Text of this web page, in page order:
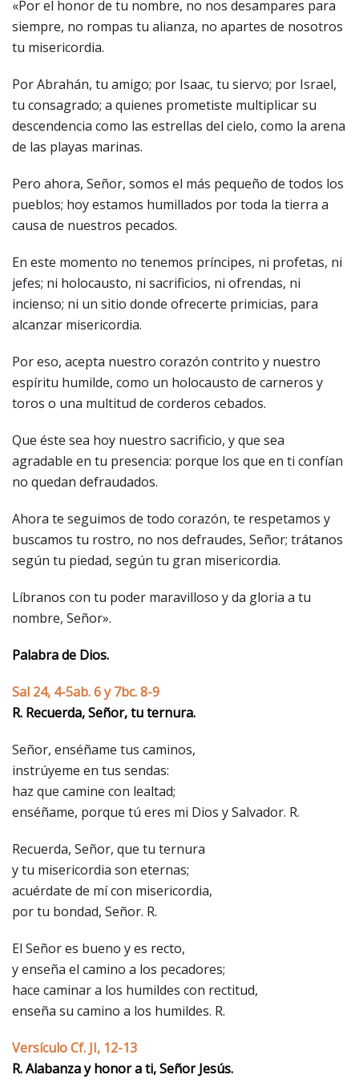
«Por el honor de tu nombre, no nos desampares para
siempre, no rompas tu alianza, no apartes de nosotros
tu misericordia.
Por Abrahán, tu amigo; por Isaac, tu siervo; por Israel,
tu consagrado; a quienes prometiste multiplicar su
descendencia como las estrellas del cielo, como la arena
de las playas marinas.
Pero ahora, Señor, somos el más pequeño de todos los
pueblos; hoy estamos humillados por toda la tierra a
causa de nuestros pecados.
En este momento no tenemos príncipes, ni profetas, ni
jefes; ni holocausto, ni sacrificios, ni ofrendas, ni
incienso; ni un sitio donde ofrecerte primicias, para
alcanzar misericordia.
Por eso, acepta nuestro corazón contrito y nuestro
espíritu humilde, como un holocausto de carneros y
toros o una multitud de corderos cebados.
Que éste sea hoy nuestro sacrificio, y que sea
agradable en tu presencia: porque los que en ti confían
no quedan defraudados.
Ahora te seguimos de todo corazón, te respetamos y
buscamos tu rostro, no nos defraudes, Señor; trátanos
según tu piedad, según tu gran misericordia.
Líbranos con tu poder maravilloso y da gloria a tu
nombre, Señor».
Palabra de Dios.
Sal 24, 4-5ab. 6 y 7bc. 8-9
R. Recuerda, Señor, tu ternura.
Señor, enséñame tus caminos,
instrúyeme en tus sendas:
haz que camine con lealtad;
enséñame, porque tú eres mi Dios y Salvador. R.
Recuerda, Señor, que tu ternura
y tu misericordia son eternas;
acuérdate de mí con misericordia,
por tu bondad, Señor. R.
El Señor es bueno y es recto,
y enseña el camino a los pecadores;
hace caminar a los humildes con rectitud,
enseña su camino a los humildes. R.
Versículo Cf. JI, 12-13
R. Alabanza y honor a ti, Señor Jesús.